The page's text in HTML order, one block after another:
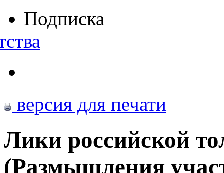
Подписка
версия для печати
Лики российской
(Размышления